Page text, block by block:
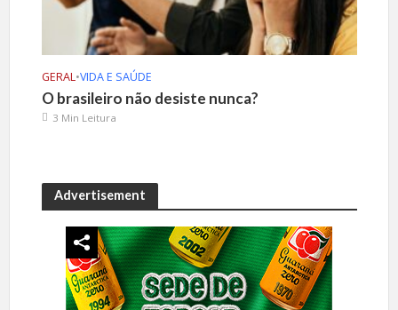
GERAL•VIDA E SAÚDE
O brasileiro não desiste nunca?
3 Min Leitura
Advertisement